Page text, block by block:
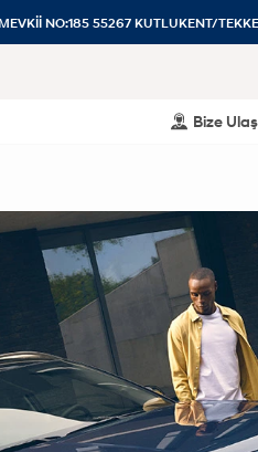
NO:185 55267 KUTLUKENT/
Bize